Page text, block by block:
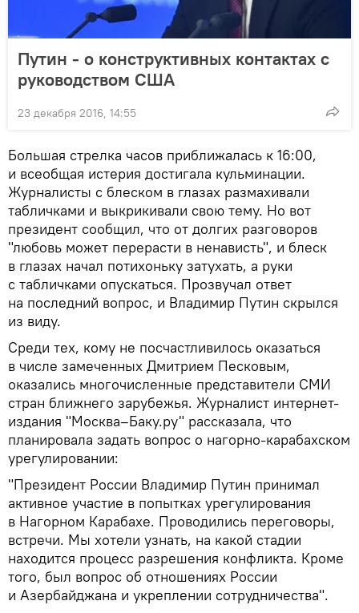
Путин - о конструктивных контактах с
руководством США
23 декабря 2016, 14:55
Большая стрелка часов приближалась к 16:00,
и всеобщая истерия достигала кульминации.
Журналисты с блеском в глазах размахивали
табличками и выкрикивали свою тему. Но вот
президент сообщил, что от долгих разговоров
"любовь может перерасти в ненависть", и блеск
в глазах начал потихоньку затухать, а руки
с табличками опускаться. Прозвучал ответ
на последний вопрос, и Владимир Путин скрылся
из виду.
Среди тех, кому не посчастливилось оказаться
в числе замеченных Дмитрием Песковым,
оказались многочисленные представители СМИ
стран ближнего зарубежья. Журналист интернет-
издания "Москва–Баку.ру" рассказала, что
планировала задать вопрос о нагорно-карабахском
урегулировании:
"Президент России Владимир Путин принимал
активное участие в попытках урегулирования
в Нагорном Карабахе. Проводились переговоры,
встречи. Мы хотели узнать, на какой стадии
находится процесс разрешения конфликта. Кроме
того, был вопрос об отношениях России
и Азербайджана и укреплении сотрудничества".